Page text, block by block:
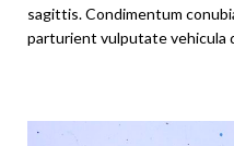
sagittis. Condimentum
parturient vulputate vehicula